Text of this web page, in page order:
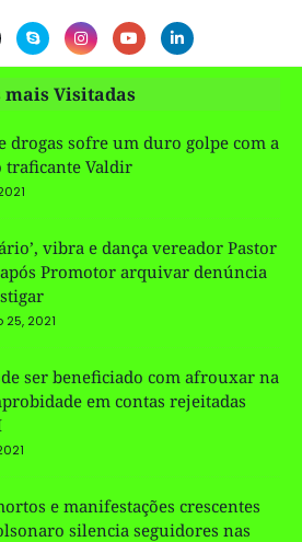
mais Visitadas
drogas sofre um duro golpe com a
traficante Valdir
vibra e dança vereador Pastor
Promotor arquivar denúncia
25, 2021
ser beneficiado com afrouxar na
em contas rejeitadas
e manifestações crescentes
silencia seguidores nas